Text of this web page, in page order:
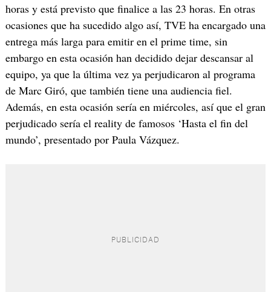
horas y está previsto que finalice a las 23 horas. En otras
ocasiones que ha sucedido algo así, TVE ha encargado una
entrega más larga para emitir en el prime time, sin
embargo en esta ocasión han decidido dejar descansar al
equipo, ya que la última vez ya perjudicaron al programa
de Marc Giró, que también tiene una audiencia fiel.
Además, en esta ocasión sería en miércoles, así que el gran
perjudicado sería el reality de famosos ‘Hasta el fin del
mundo’, presentado por Paula Vázquez.